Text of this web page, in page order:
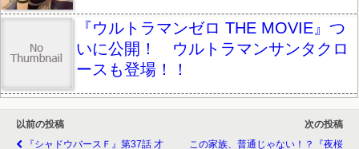
『ウルトラマンゼロ THE MOVIE』つ
いに公開！ ウルトラマンサンタクロ
ースも登場！！
以前の投稿
『シャドウバースＦ』第37話 才
次の投稿
この家族、普通じゃない！？『夜桜